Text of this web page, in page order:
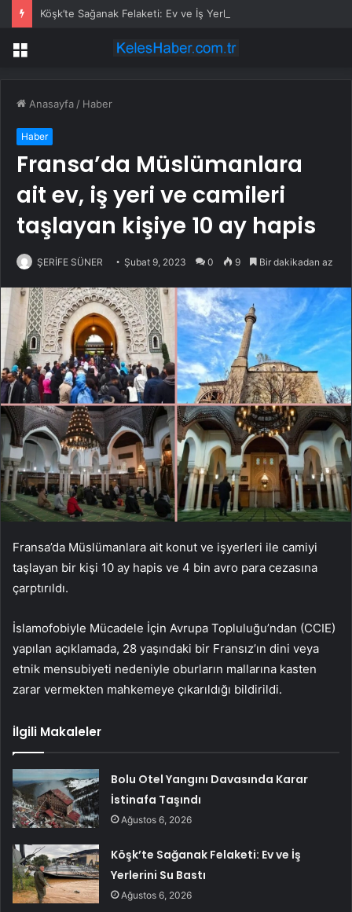
Köşk’te Sağanak Felaketi: Ev ve İş Yerlerini Su Bastı
Menü
Anasayfa / Haber
Haber
Fransa’da Müslümanlara
ait ev, iş yeri ve camileri
taşlayan kişiye 10 ay hapis
ŞERİFE SÜNER Şubat 9, 2023 0 9 Bir dakikadan az
Fransa’da Müslümanlara ait konut ve işyerleri ile camiyi
taşlayan bir kişi 10 ay hapis ve 4 bin avro para cezasına
çarptırıldı.
İslamofobiyle Mücadele İçin Avrupa Topluluğu’ndan (CCIE)
yapılan açıklamada, 28 yaşındaki bir Fransız’ın dini veya
etnik mensubiyeti nedeniyle oburların mallarına kasten
zarar vermekten mahkemeye çıkarıldığı bildirildi.
İlgili Makaleler
Bolu Otel Yangını Davasında Karar
İstinafa Taşındı
Ağustos 6, 2026
Köşk’te Sağanak Felaketi: Ev ve İş
Yerlerini Su Bastı
Ağustos 6, 2026